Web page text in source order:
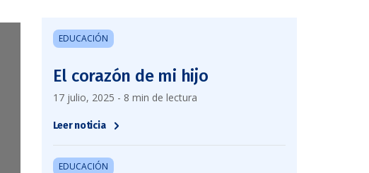
EDUCACIÓN
El corazón de mi hijo
17 julio, 2025 - 8 min de lectura
Leer noticia
EDUCACIÓN